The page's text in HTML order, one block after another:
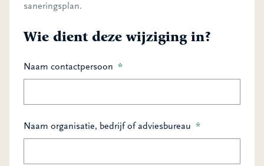
saneringsplan.
Wie dient deze wijziging in?
Naam contactpersoon *
Naam organisatie, bedrijf of adviesbureau *